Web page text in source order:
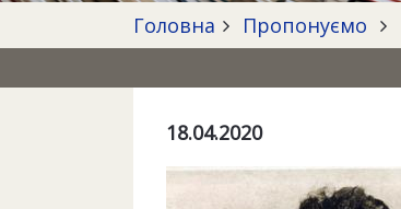
Головна Пропонуємо
18.04.2020